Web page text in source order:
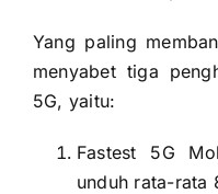
Yang paling
menyabet tiga
5G, yaitu:
Fastest 5G
unduh rata-rata